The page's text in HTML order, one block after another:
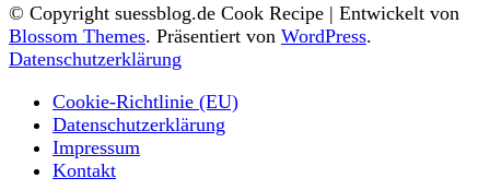
© Copyright suessblog.de Cook Recipe | Entwickelt von
Blossom Themes. Präsentiert von WordPress.
Datenschutzerklärung
Cookie-Richtlinie (EU)
Datenschutzerklärung
Impressum
Kontakt